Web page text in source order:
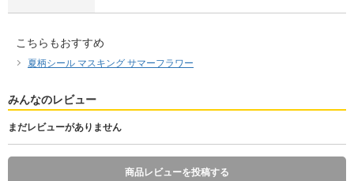
こちらもおすすめ
夏柄シール マスキング サマーフラワー
みんなのレビュー
まだレビューがありません
商品レビューを投稿する